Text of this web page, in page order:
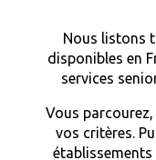
Nous listons
disponibles en
services
Vous
vos critères.